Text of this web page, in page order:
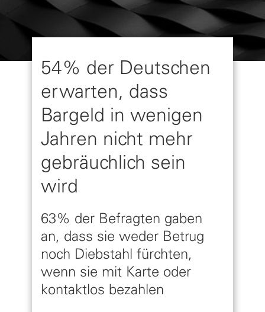
54% der Deutschen
erwarten, dass
Bargeld in wenigen
Jahren nicht mehr
gebräuchlich sein
wird
63% der Befragten gaben
an, dass sie weder Betrug
noch Diebstahl fürchten,
wenn sie mit Karte oder
kontaktlos bezahlen